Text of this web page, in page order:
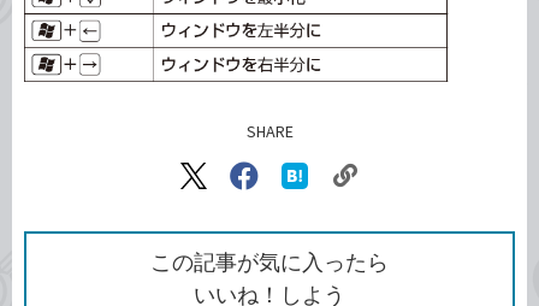
SHARE
X（旧
で
シ
ェ
ア
Facebook
シ
ェ
ア
な
ブ
ッ
ク
ク
を
コ
この記事が気に入ったら
いいね！しよう